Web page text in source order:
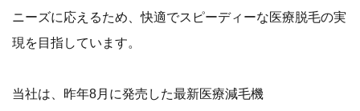
ニーズに応えるため、快適でスピーディーな医療脱毛の実
現を目指しています。
当社は、昨年8月に発売した最新医療減毛機